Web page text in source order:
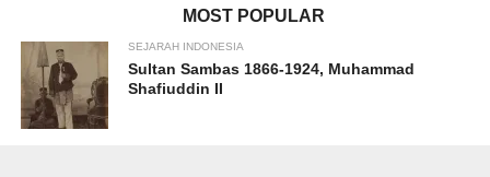
MOST POPULAR
SEJARAH INDONESIA
Sultan Sambas 1866-1924, Muhammad
Shafiuddin II